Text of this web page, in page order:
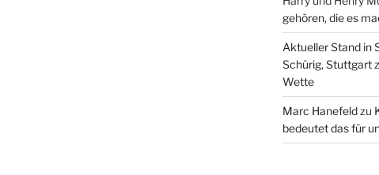
gehören, die es
Aktueller Stand in
Schürig, Stuttgart
Wette
Marc Hanefeldzu
bedeutet das für